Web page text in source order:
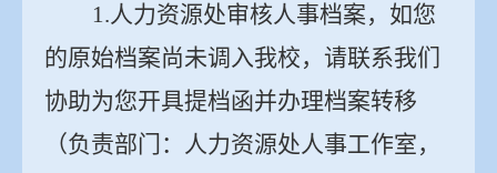
1.人力资源处审核人事档案，如您
的原始档案尚未调入我校，请联系我们
协助为您开具提档函并办理档案转移
（负责部门：人力资源处人事工作室，